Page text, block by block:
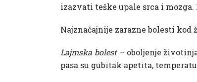
izazvati teške upale srca i
Najznačajnije zarazne bolesti
Lajmska bolest– oboljenje
pasa su gubitak apetita,